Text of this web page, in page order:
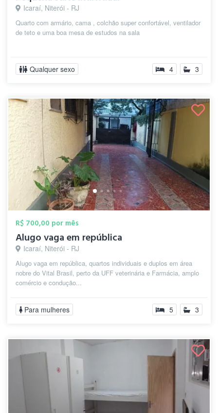
Icaraí, Niterói - RJ
Quarto com armário, cama , colchão super confortável, ventilador
de teto e uma boa mesa de estudos na sala
Qualquer sexo 4 3
R$ 700,00 por mês
Alugo vaga em república
Icaraí, Niterói - RJ
Alugo vaga em república, quartos individuais e duplos em área
nobre do Vital Brasil, perto da UFF veterinária e Farmácia, amplo
comércio e condução...
Para mulheres 5 3